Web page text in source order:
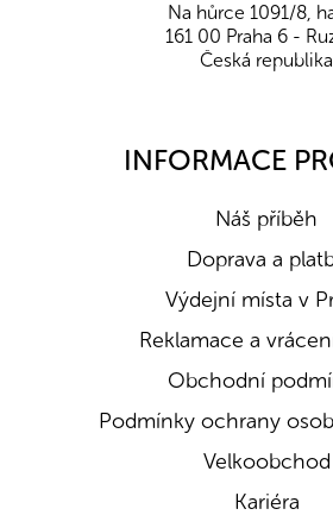
Na hůrce 1091/8,
161 00 Praha 6 -
Česká republika
INFORMACE
Náš příběh
Doprava a
Výdejní místa v
Reklamace a
Obchodní
Podmínky ochrany
Velkoobchod
Kariéra